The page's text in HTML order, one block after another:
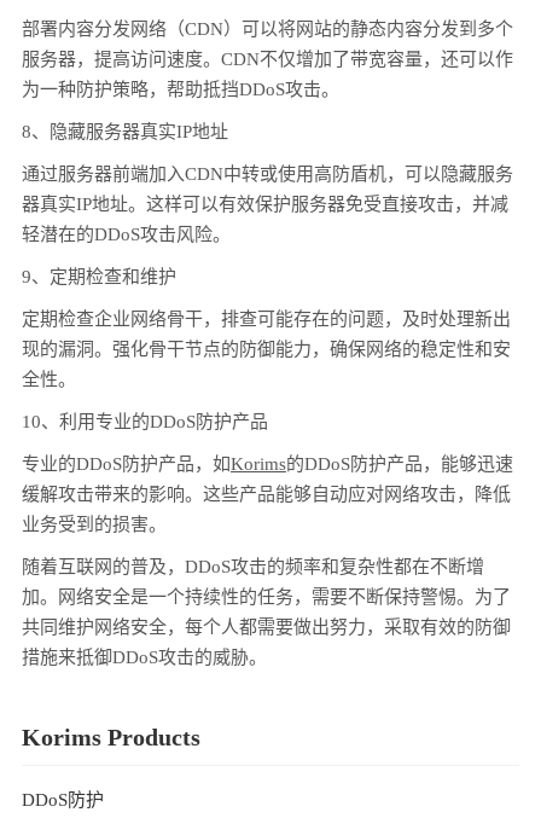
部署内容分发网络（CDN）可以将网站的静态内容分发到多个
服务器，提高访问速度。CDN不仅增加了带宽容量，还可以作
为一种防护策略，帮助抵挡DDoS攻击。
8、隐藏服务器真实IP地址
通过服务器前端加入CDN中转或使用高防盾机，可以隐藏服务
器真实IP地址。这样可以有效保护服务器免受直接攻击，并减
轻潜在的DDoS攻击风险。
9、定期检查和维护
定期检查企业网络骨干，排查可能存在的问题，及时处理新出
现的漏洞。强化骨干节点的防御能力，确保网络的稳定性和安
全性。
10、利用专业的DDoS防护产品
专业的DDoS防护产品，如Korims的DDoS防护产品，能够迅速
缓解攻击带来的影响。这些产品能够自动应对网络攻击，降低
业务受到的损害。
随着互联网的普及，DDoS攻击的频率和复杂性都在不断增
加。网络安全是一个持续性的任务，需要不断保持警惕。为了
共同维护网络安全，每个人都需要做出努力，采取有效的防御
措施来抵御DDoS攻击的威胁。
Korims Products
DDoS防护